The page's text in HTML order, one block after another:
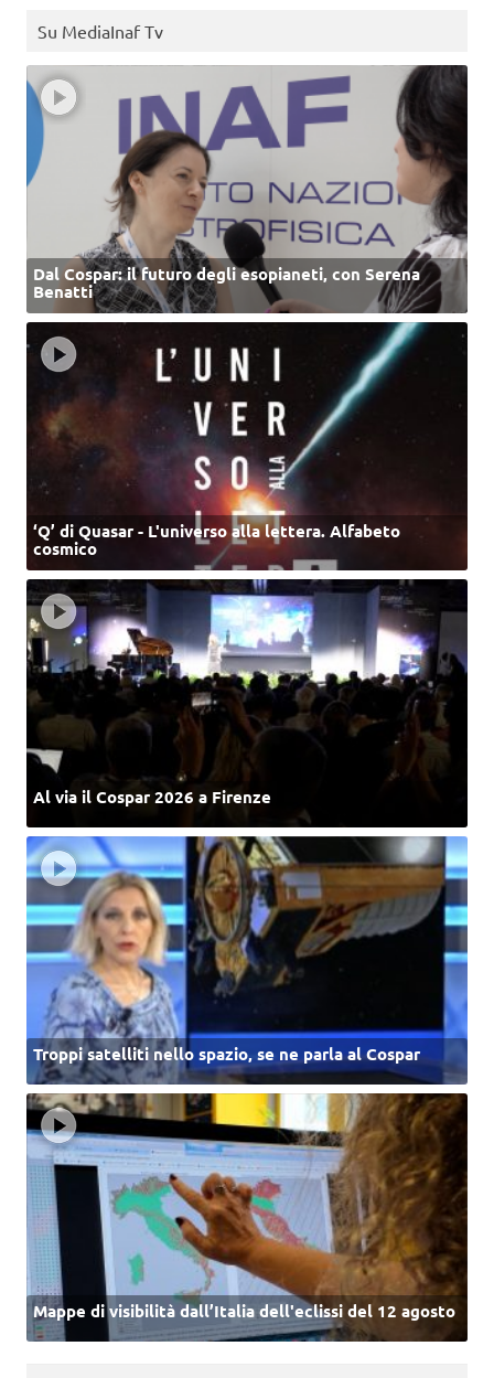
Su MediaInaf Tv
Dal Cospar: il futuro degli esopianeti, con Serena
Benatti
‘Q’ di Quasar - L'universo alla lettera. Alfabeto
cosmico
Al via il Cospar 2026 a Firenze
Troppi satelliti nello spazio, se ne parla al Cospar
Mappe di visibilità dall’Italia dell'eclissi del 12 agosto